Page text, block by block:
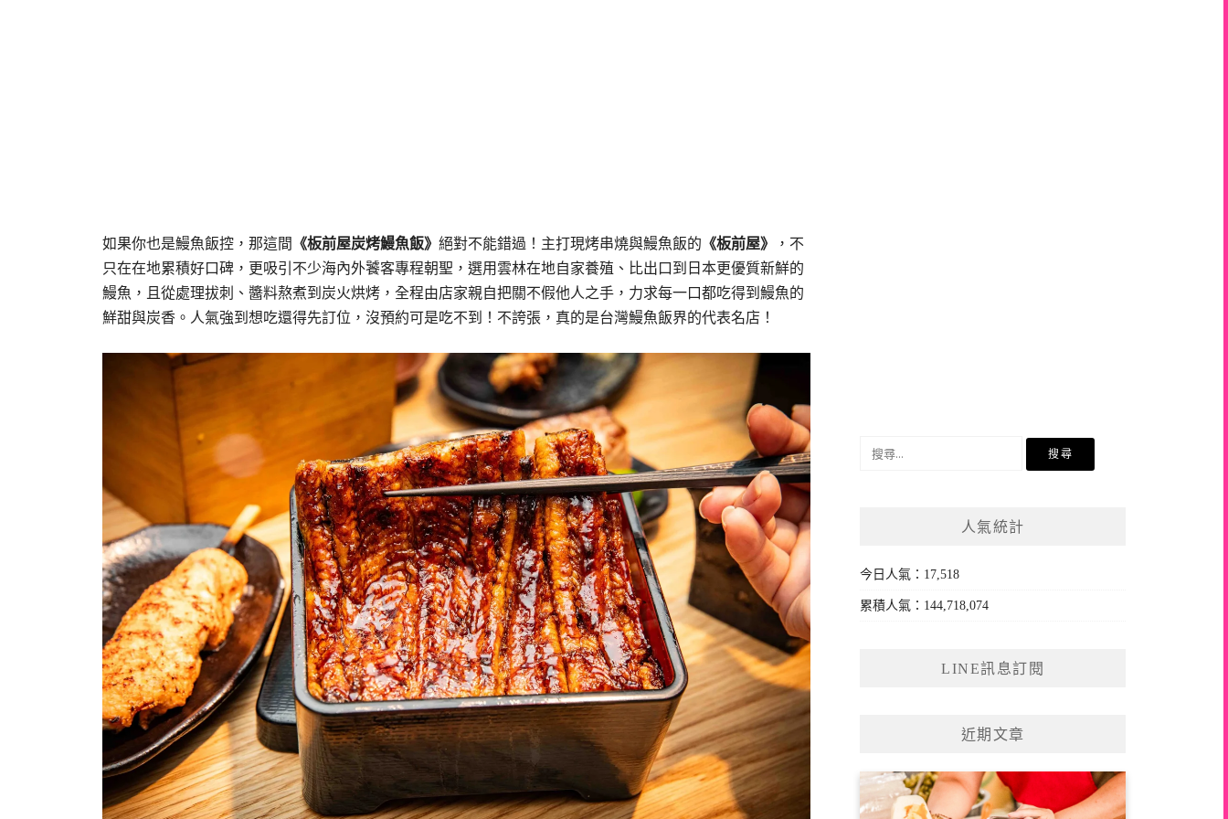
如果你也是鰻魚飯控，那這間 《板前屋炭烤鰻魚飯》 絕對不能錯過！主打現烤串燒與鰻魚飯的 《板前屋》
，不
只在在地累積好口碑，更吸引不少海內外饕客專程朝聖，選用雲林在地自家養殖、比出口到日本更優質新鮮的
鰻魚，且從處理拔刺、醬料熬煮到炭火烘烤，全程由店家親自把關不假他人之手，力求每一口都吃得到鰻魚的
鮮甜與炭香。人氣強到想吃還得先訂位，沒預約可是吃不到！不誇張，真的是台灣鰻魚飯界的代表名店！
人氣統計
今日人氣：17,518
累積人氣：144,718,074
LINE訊息訂閱
近期文章